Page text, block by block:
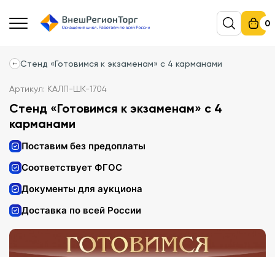
0
Стенд «Готовимся к экзаменам» с 4 карманами
Артикул: КАЛП-ШК-1704
Стенд «Готовимся к экзаменам» с 4
карманами
Поставим без предоплаты
Соответствует ФГОС
Документы для аукциона
Доставка по всей России